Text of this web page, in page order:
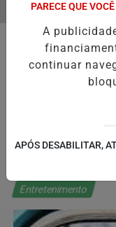
E CAIQUE PIMENTA
EM ALTA
Entretenimento
PARECE QUE
A
continuar
APÓS DESABILITAR,